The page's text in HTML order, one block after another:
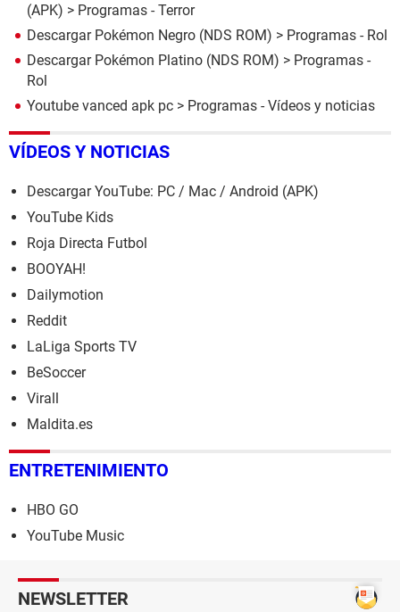
(APK) > Programas - Terror
Descargar Pokémon Negro (NDS ROM) > Programas - Rol
Descargar Pokémon Platino (NDS ROM) > Programas -
Rol
Youtube vanced apk pc > Programas - Vídeos y noticias
VÍDEOS Y NOTICIAS
Descargar YouTube: PC / Mac / Android (APK)
YouTube Kids
Roja Directa Futbol
BOOYAH!
Dailymotion
Reddit
LaLiga Sports TV
BeSoccer
Virall
Maldita.es
ENTRETENIMIENTO
HBO GO
YouTube Music
NEWSLETTER